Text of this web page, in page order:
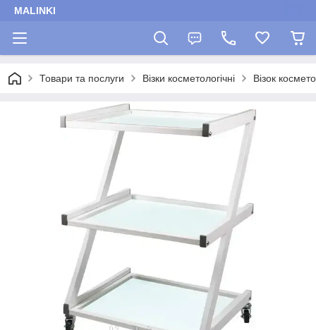
MALINKI
Товари та послуги Візки косметологічні Візок